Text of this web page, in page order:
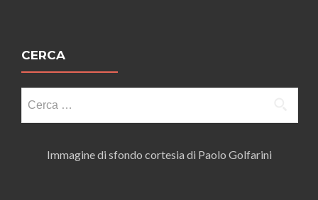
CERCA
per:
Immagine di sfondo cortesia di Paolo Golfarini